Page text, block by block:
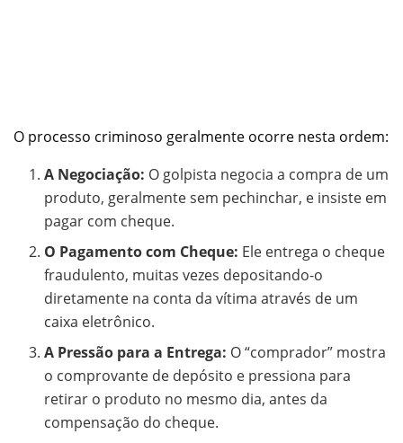
O processo criminoso geralmente ocorre nesta ordem:
A Negociação: O golpista negocia a compra de um
produto, geralmente sem pechinchar, e insiste em
pagar com cheque.
O Pagamento com Cheque: Ele entrega o cheque
fraudulento, muitas vezes depositando-o
diretamente na conta da vítima através de um
caixa eletrônico.
A Pressão para a Entrega: O “comprador” mostra
o comprovante de depósito e pressiona para
retirar o produto no mesmo dia, antes da
compensação do cheque.